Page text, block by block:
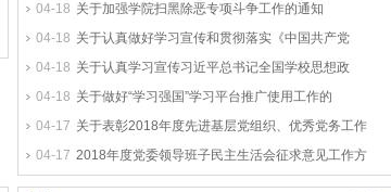
04-18 关于加强学院扫黑除恶专项斗争工作的通知
04-18 关于认真做好学习宣传和贯彻落实《中国共产党
04-18 关于认真学习宣传习近平总书记全国学校思想政
04-18 关于做好“学习强国”学习平台推广使用工作的
04-17 关于表彰2018年度先进基层党组织、优秀党务工作
04-17 2018年度党委领导班子民主生活会征求意见工作方